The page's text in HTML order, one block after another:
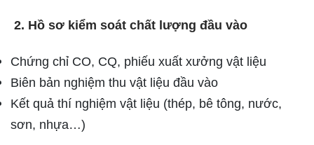
2. Hồ sơ kiểm soát chất lượng đầu vào
Chứng chỉ CO, CQ, phiếu xuất xưởng vật liệu
Biên bản nghiệm thu vật liệu đầu vào
Kết quả thí nghiệm vật liệu (thép, bê tông, nước,
sơn, nhựa…)